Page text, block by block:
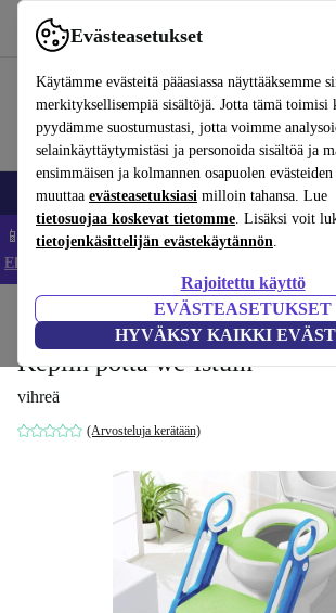
Evästeasetukset
Käytämme evästeitä pääasiassa näyttääksemme
merkityksellisempiä sisältöjä. Jotta tämä toimisi
pyydämme suostumustasi, jotta voimme
selainkäyttäytymistäsi ja personoida sisältöä ja
ensimmäisen ja kolmannen osapuolen
muuttaa evästeasetuksiasi milloin tahansa. Lue
tietosuojaa koskevat tietomme. Lisäksi voit
tietojenkäsittelijän evästekäytännön.
Rajoitettu käyttö
EVÄSTEASETUKSET
HYVÄKSY KAIKKI
Käytä refurbed-palvelua nopeasti ja helposti
Matkapuhelimet ja älypuhelimet Kannettavat
📱 Säästä 5 % LISÄÄ iPhoneista – Koodi:
Ehdot ja säännöt
Potat ja pesut Potat
Keplin potta wc-istuin
vihreä
(Arvosteluja kerätään)